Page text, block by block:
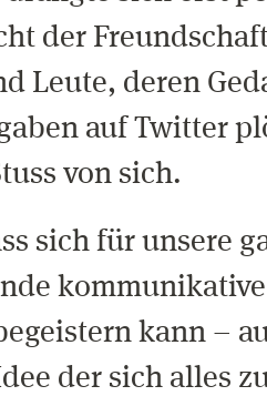
der
Leute, deren
auf Twitter
von sich.
sich für unsere
kann –
der sich alles